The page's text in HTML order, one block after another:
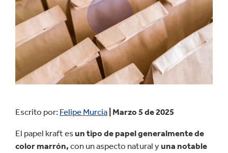
Escrito por: Felipe Murcia | Marzo 5 de 2025
El papel kraft esun tipo de papel generalmente de
color marrón, con un aspecto natural yuna notable